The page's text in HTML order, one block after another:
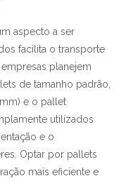
aspecto a ser
facilita o transporte
planejem
de tamanho padrão,
e o pallet
utilizados
e o
Optar por pallets
mais eficiente e